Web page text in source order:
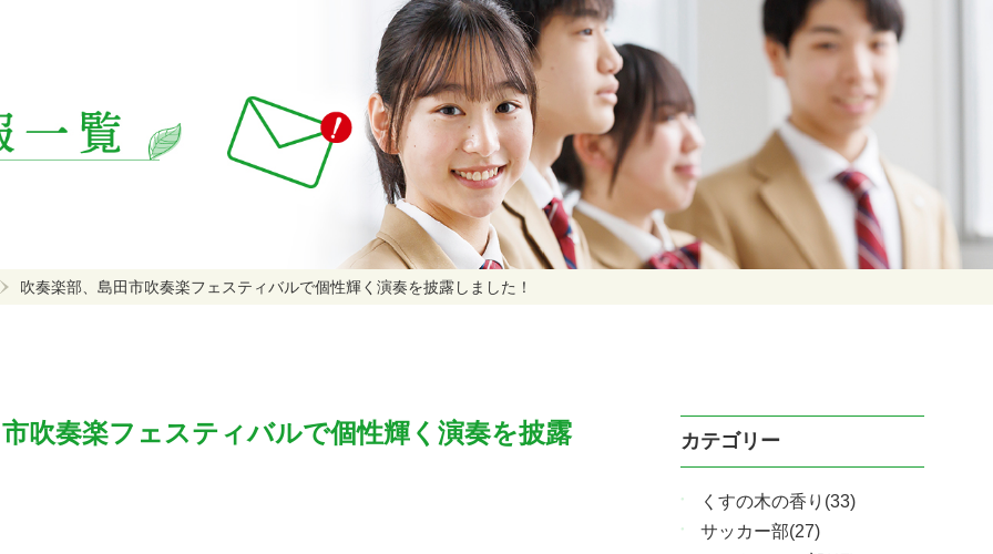
吹奏楽部、島田市吹奏楽フェスティバルで個性輝く演奏を披露しました！
吹奏楽フェスティバルで個性輝く演奏を披露 カテゴリー
くすの木の香り(33)
サッカー部(27)